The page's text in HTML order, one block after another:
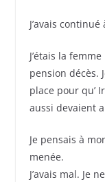
J’avais
J’étais la
pension décès.
place pour qu’
aussi devaient
Je pensais à
menée.
J’avais mal. Je